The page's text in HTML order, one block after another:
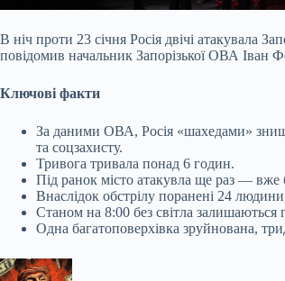
В ніч проти 23 січня Росія двічі атакувала
повідомив начальник Запорізької ОВА Іван
Ключові факти
За даними ОВА, Росія «шахедами»
та соцзахисту.
Тривога тривала понад 6 годин.
Під ранок місто атакувла ще раз — вже
Внаслідок обстрілу поранені 24
Станом на 8:00 без світла
Одна багатоповерхівка зруйнована,